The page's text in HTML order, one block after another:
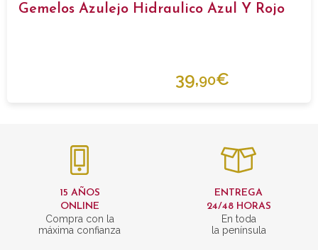
Gemelos Azulejo Hidraulico Azul Y Rojo
39,90€
15 AÑOS
ONLINE
Compra con la
máxima confianza
ENTREGA
24/48 HORAS
En toda
la península